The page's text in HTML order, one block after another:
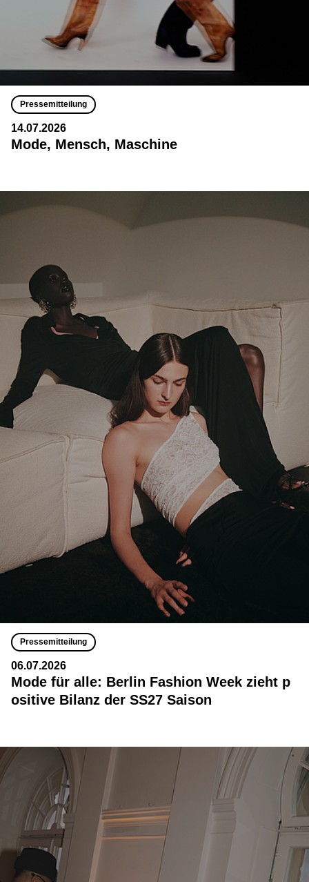
Pressemitteilung
14.07.2026
Mode, Mensch, Maschine
Pressemitteilung
06.07.2026
Mode für alle: Berlin Fashion Week zieht p
ositive Bilanz der SS27 Saison